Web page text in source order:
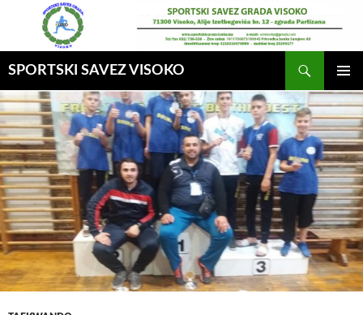
SPORTSKI SAVEZ VISOKO
GLAVNI
MENI